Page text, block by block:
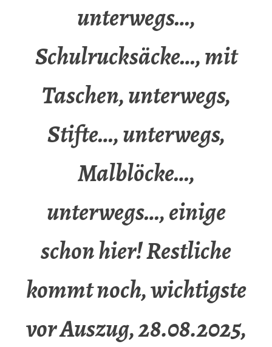
unterwegs…,
Schulrucksäcke…, mit
Taschen, unterwegs,
Stifte…, unterwegs,
Malblöcke…,
unterwegs…, einige
schon hier! Restliche
kommt noch, wichtigste
vor Auszug, 28.08.2025,